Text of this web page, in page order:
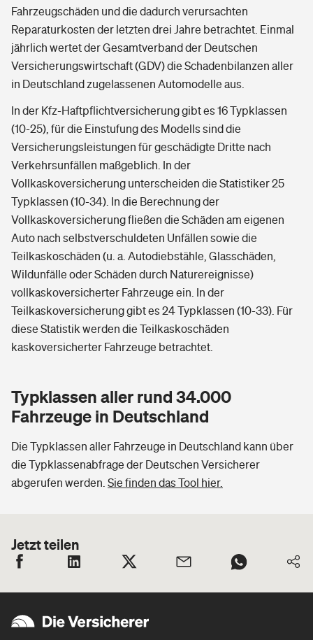
Fahrzeugschäden und die dadurch verursachten
Reparaturkosten der letzten drei Jahre betrachtet. Einmal
jährlich wertet der Gesamtverband der Deutschen
Versicherungswirtschaft (GDV) die Schadenbilanzen aller
in Deutschland zugelassenen Automodelle aus.
In der Kfz-Haftpflichtversicherung gibt es 16 Typklassen
(10-25), für die Einstufung des Modells sind die
Versicherungsleistungen für geschädigte Dritte nach
Verkehrsunfällen maßgeblich. In der
Vollkaskoversicherung unterscheiden die Statistiker 25
Typklassen (10-34). In die Berechnung der
Vollkaskoversicherung fließen die Schäden am eigenen
Auto nach selbstverschuldeten Unfällen sowie die
Teilkaskoschäden (u. a. Autodiebstähle, Glasschäden,
Wildunfälle oder Schäden durch Naturereignisse)
vollkaskoversicherter Fahrzeuge ein. In der
Teilkaskoversicherung gibt es 24 Typklassen (10-33). Für
diese Statistik werden die Teilkaskoschäden
kaskoversicherter Fahrzeuge betrachtet.
Typklassen aller rund 34.000
Fahrzeuge in Deutschland
Die Typklassen aller Fahrzeuge in Deutschland kann über
die Typklassenabfrage der Deutschen Versicherer
abgerufen werden. Sie finden das Tool hier.
Jetzt teilen